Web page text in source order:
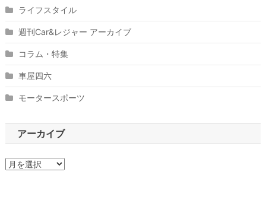
ライフスタイル
週刊Car&レジャー アーカイブ
コラム・特集
車屋四六
モータースポーツ
アーカイブ
ア